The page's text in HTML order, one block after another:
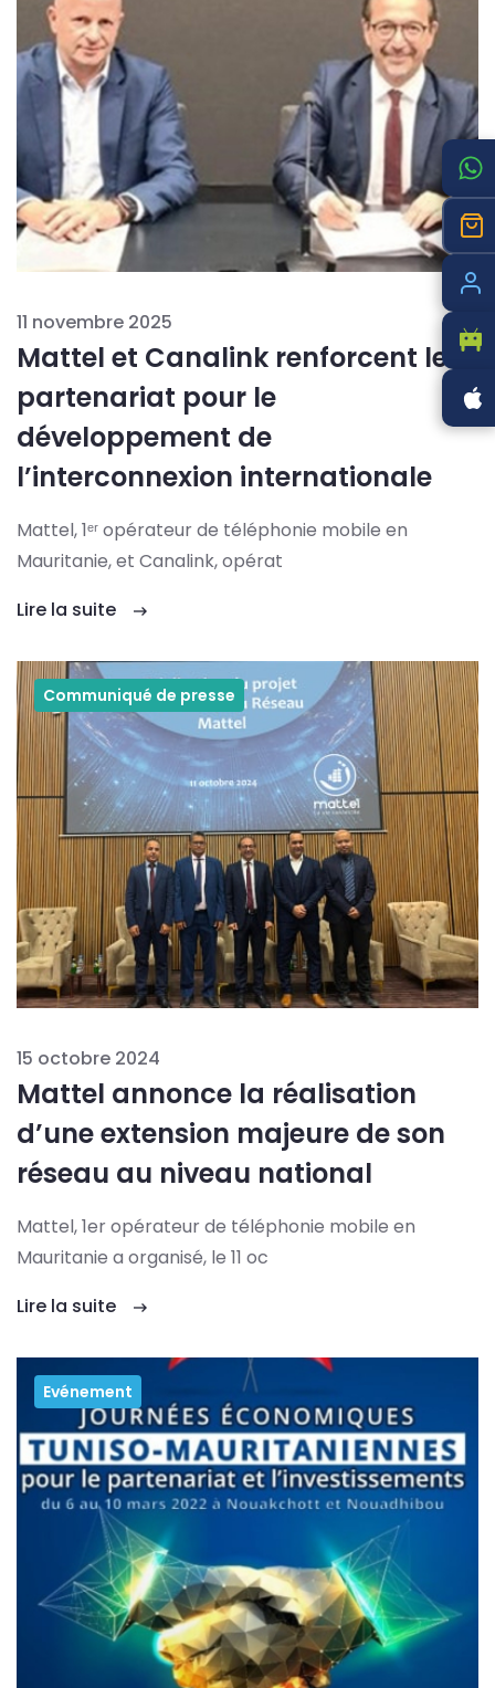
11 novembre 2025
Mattel et Canalink renforcent leur
partenariat pour le
développement de
l’interconnexion internationale
Mattel, 1ᵉʳ opérateur de téléphonie mobile en
Mauritanie, et Canalink, opérat
Lire la suite
Communiqué de presse
15 octobre 2024
Mattel annonce la réalisation
d’une extension majeure de son
réseau au niveau national
Mattel, 1er opérateur de téléphonie mobile en
Mauritanie a organisé, le 11 oc
Lire la suite
Evénement